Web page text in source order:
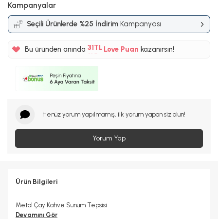
Kampanyalar
Seçili Ürünlerde %25 İndirim Kampanyası
Bu üründen anında
%5
%5 Love Puankazanırsın!
Henüz yorum yapılmamış, ilk yorum yapan siz olun!
Yorum Yap
Ürün Bilgileri
Metal Çay Kahve Sunum Tepsisi
Devamını Gör